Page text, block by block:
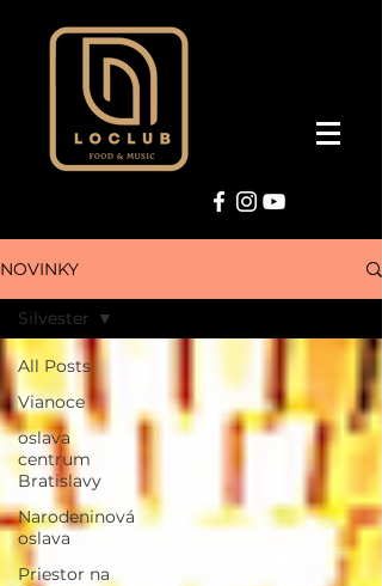
NOVINKY
All Posts
Vianoce
oslava
centrum
Bratislavy
Narodeninová
oslava
Priestor na
Silvester